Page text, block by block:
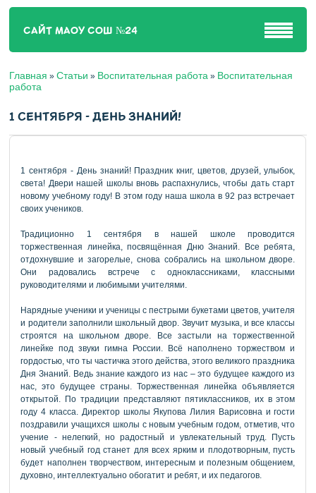
САЙТ МАОУ СОШ №24
Главная »Статьи » Воспитательная работа » Воспитательная
работа
1 СЕНТЯБРЯ - ДЕНЬ ЗНАНИЙ!
1 сентября - День знаний! Праздник книг, цветов, друзей, улыбок,
света! Двери нашей школы вновь распахнулись, чтобы дать старт
новому учебному году! В этом году наша школа в 92 раз встречает
своих учеников.
Традиционно 1 сентября в нашей школе проводится
торжественная линейка, посвящённая Дню Знаний. Все ребята,
отдохнувшие и загорелые, снова собрались на школьном дворе.
Они радовались встрече с одноклассниками, классными
руководителями и любимыми учителями.
Нарядные ученики и ученицы с пестрыми букетами цветов, учителя
и родители заполнили школьный двор. Звучит музыка, и все классы
строятся на школьном дворе. Все застыли на торжественной
линейке под звуки гимна России. Всё наполнено торжеством и
гордостью, что ты частичка этого действа, этого великого праздника
Дня Знаний. Ведь знание каждого из нас – это будущее каждого из
нас, это будущее страны. Торжественная линейка объявляется
открытой. По традиции представляют пятиклассников, их в этом
году 4 класса. Директор школы Якупова Лилия Варисовна и гости
поздравили учащихся школы с новым учебным годом, отметив, что
учение - нелегкий, но радостный и увлекательный труд. Пусть
новый учебный год станет для всех ярким и плодотворным, пусть
будет наполнен творчеством, интересным и полезным общением,
духовно, интеллектуально обогатит и ребят, и их педагогов.